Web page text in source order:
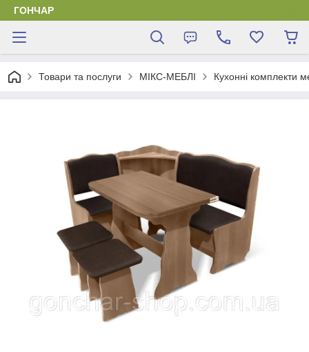
ГОНЧАР
Товари та послуги МІКС-МЕБЛІ Кухонні комплекти